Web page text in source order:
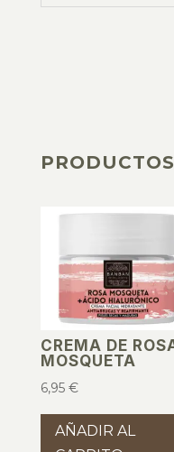
CREMA DE
MOSQUETA
6,95 €
AÑADIR AL